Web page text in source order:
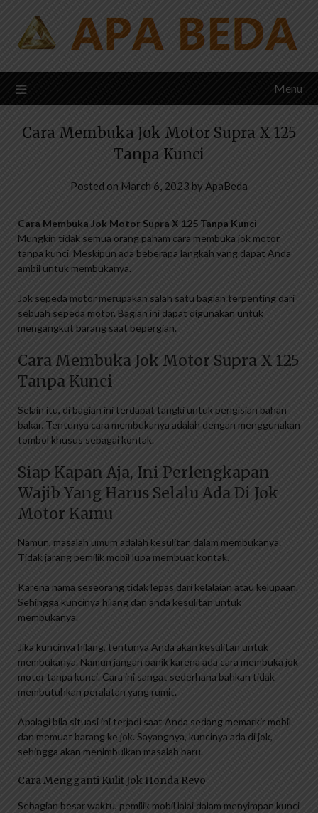
content
Menu
Cara Membuka Jok Motor Supra X 125
Tanpa Kunci
Posted on March 6, 2023 byApaBeda
Cara Membuka Jok Motor Supra X 125 Tanpa Kunci –
Mungkin tidak semua orang paham cara membuka jok motor
tanpa kunci. Meskipun ada beberapa langkah yang dapat Anda
ambil untuk membukanya.
Jok sepeda motor merupakan salah satu bagian terpenting dari
sebuah sepeda motor. Bagian ini dapat digunakan untuk
mengangkut barang saat bepergian.
Cara Membuka Jok Motor Supra X 125
Tanpa Kunci
Selain itu, di bagian ini terdapat tangki untuk pengisian bahan
bakar. Tentunya cara membukanya adalah dengan menggunakan
tombol khusus sebagai kontak.
Siap Kapan Aja, Ini Perlengkapan
Wajib Yang Harus Selalu Ada Di Jok
Motor Kamu
Namun, masalah umum adalah kesulitan dalam membukanya.
Tidak jarang pemilik mobil lupa membuat kontak.
Karena nama seseorang tidak lepas dari kelalaian atau kelupaan.
Sehingga kuncinya hilang dan anda kesulitan untuk
membukanya.
Jika kuncinya hilang, tentunya Anda akan kesulitan untuk
membukanya. Namun jangan panik karena ada cara membuka jok
motor tanpa kunci. Cara ini sangat sederhana bahkan tidak
membutuhkan peralatan yang rumit.
Apalagi bila situasi ini terjadi saat Anda sedang memarkir mobil
dan memuat barang ke jok. Sayangnya, kuncinya ada di jok,
sehingga akan menimbulkan masalah baru.
Cara Mengganti Kulit Jok Honda Revo
Sebagian besar waktu, pemilik mobil lalai dalam menyimpan kunci